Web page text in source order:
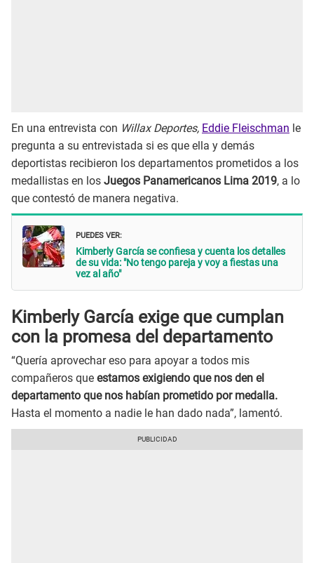
En una entrevista con Willax Deportes, Eddie Fleischman le
pregunta a su entrevistada si es que ella y demás
deportistas recibieron los departamentos prometidos a los
medallistas en los Juegos Panamericanos Lima 2019, a lo
que contestó de manera negativa.
PUEDES VER:
Kimberly García se confiesa y cuenta los detalles
de su vida: "No tengo pareja y voy a fiestas una
vez al año"
Kimberly García exige que cumplan
con la promesa del departamento
“Quería aprovechar eso para apoyar a todos mis
compañeros que estamos exigiendo que nos den el
departamento que nos habían prometido por medalla.
Hasta el momento a nadie le han dado nada”, lamentó.